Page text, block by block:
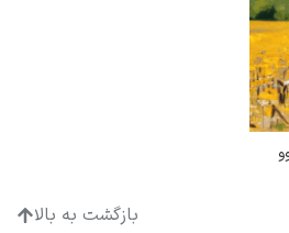
بازگشت به بالا